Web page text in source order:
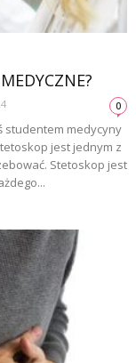
0
studentem medycyny
jest jednym z
Stetoskop jest